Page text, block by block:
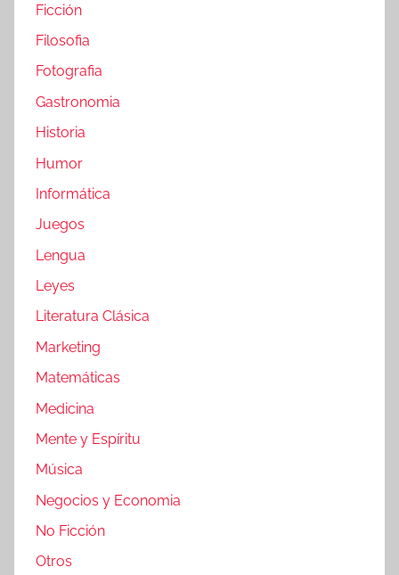
Ficción
Filosofia
Fotografia
Gastronomia
Historia
Humor
Informática
Juegos
Lengua
Leyes
Literatura Clásica
Marketing
Matemáticas
Medicina
Mente y Espíritu
Música
Negocios y Economia
No Ficción
Otros